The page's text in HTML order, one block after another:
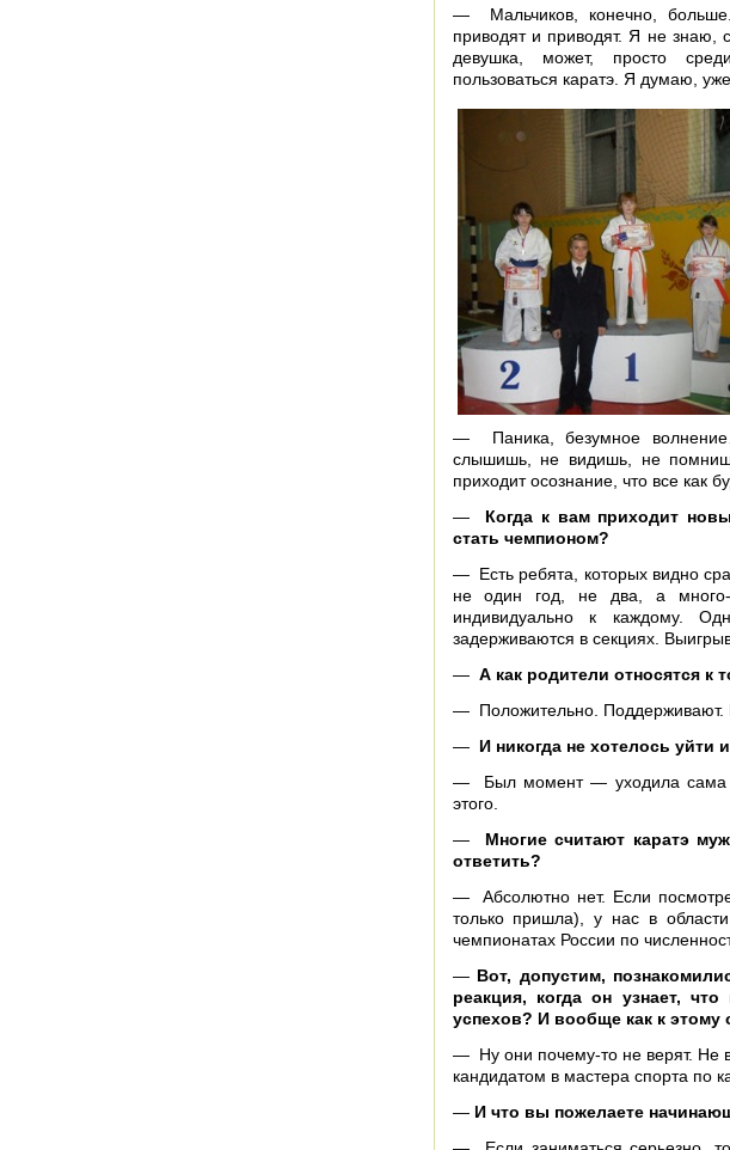
— Мальчиков, конечно,
приводят и приводят. Я не знаю,
девушка, может, просто
пользоваться каратэ. Я думаю,
— Паника, безумное
слышишь, не видишь, не
приходит осознание, что все как
—
Когда к вам приходит
стать чемпионом?
— Есть ребята, которых видно
не один год, не два, а много-
индивидуально к каждому.
задерживаются в секциях.
— А как родители относятся к
— Положительно. Поддерживают.
— И никогда не хотелось уйти
— Был момент — уходила сама
этого.
— Многие считают каратэ
ответить?
— Абсолютно нет. Если
только пришла), у нас в
чемпионатах России по
— Вот, допустим,
реакция, когда он узнает,
успехов? И вообще как к этому
— Ну они почему-то не верят. Не
кандидатом в мастера спорта по
—И что вы пожелаете